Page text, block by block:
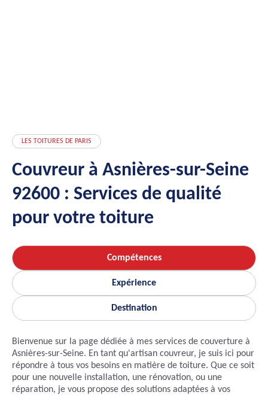
LES TOITURES DE PARIS
Couvreur à Asnières-sur-Seine
92600 : Services de qualité
pour votre toiture
Compétences
Expérience
Destination
Bienvenue sur la page dédiée à mes services de couverture à
Asnières-sur-Seine. En tant qu'artisan couvreur, je suis ici pour
répondre à tous vos besoins en matière de toiture. Que ce soit
pour une nouvelle installation, une rénovation, ou une
réparation, je vous propose des solutions adaptées à vos